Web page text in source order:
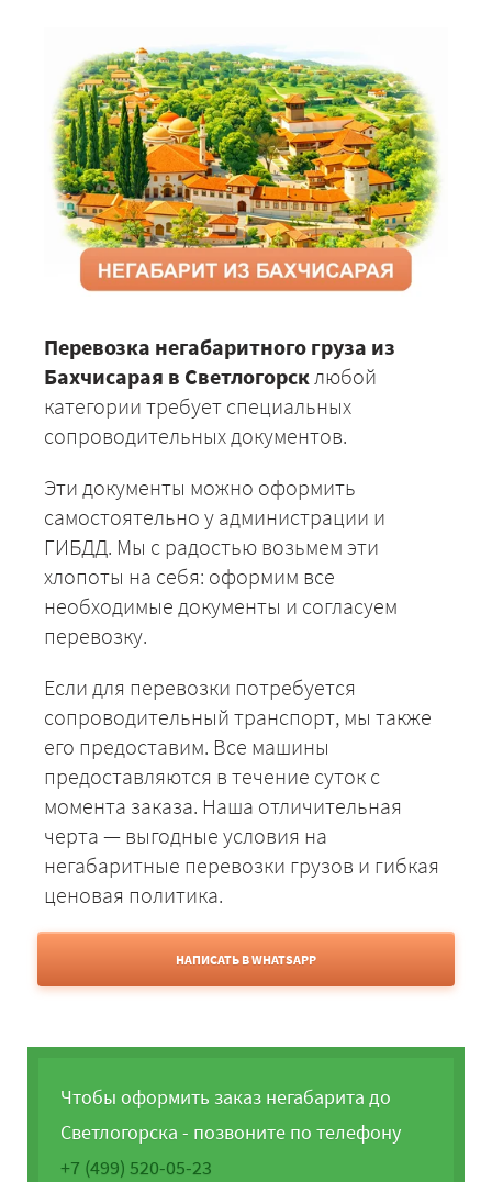
Перевозка негабаритного груза из
Бахчисарая в Светлогорсклюбой
категории требует специальных
сопроводительных документов.
Эти документы можно оформить
самостоятельно у администрации и
ГИБДД. Мы с радостью возьмем эти
хлопоты на себя: оформим все
необходимые документы и согласуем
перевозку.
Если для перевозки потребуется
сопроводительный транспорт, мы также
его предоставим. Все машины
предоставляются в течение суток с
момента заказа. Наша отличительная
черта — выгодные условия на
негабаритные перевозки грузов и гибкая
ценовая политика.
НАПИСАТЬ В WHATSAPP
Чтобы оформить заказ негабарита до
Светлогорска - позвоните по телефону
+7 (499) 520-05-23